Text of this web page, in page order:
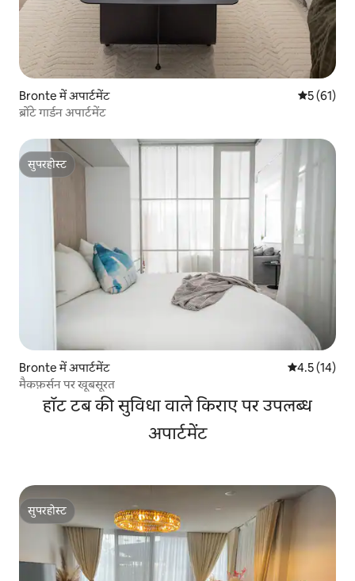
Bronte में अपार्टमेंट औसत रेटिंग
5 (61)
ब्रोंटे गार्डन अपार्टमेंट
सुपरहोस्ट
सुपरहोस्ट
Bronte में अपार्टमेंट औसत रेटिंग 5
4.5 (14)
मैकफ़र्सन पर खूबसूरत
हॉट टब की सुविधा वाले किराए पर उपलब्ध
अपार्टमेंट
सुपरहोस्ट
सुपरहोस्ट